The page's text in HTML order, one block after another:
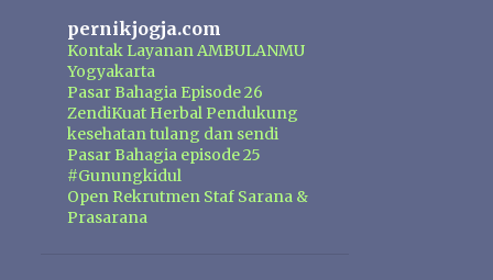
pernikjogja.com
Kontak Layanan AMBULANMU
Yogyakarta
Pasar Bahagia Episode 26
ZendiKuat Herbal Pendukung
kesehatan tulang dan sendi
Pasar Bahagia episode 25
#Gunungkidul
Open Rekrutmen Staf Sarana &
Prasarana